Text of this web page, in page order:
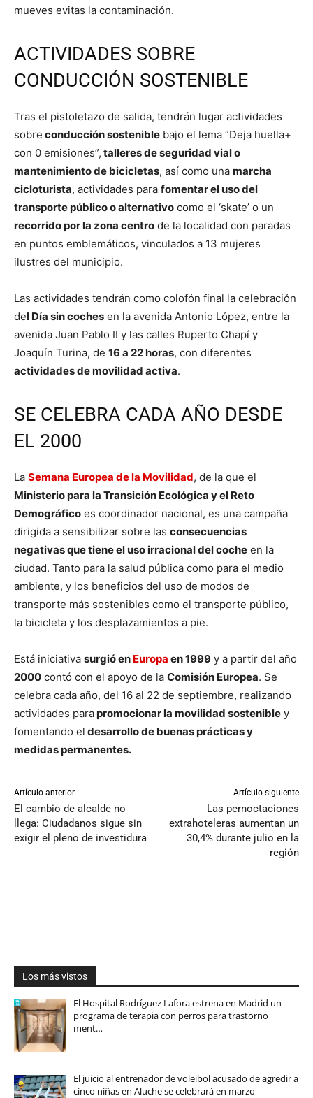
mueves evitas la contaminación.
ACTIVIDADES SOBRE
CONDUCCIÓN SOSTENIBLE
Tras el pistoletazo de salida, tendrán lugar actividades
sobre conducción sostenible bajo el lema “Deja huella+
con 0 emisiones”, talleres de seguridad vial o
mantenimiento de bicicletas, así como una marcha
cicloturista, actividades para fomentar el uso del
transporte público o alternativo como el ‘skate’ o un
recorrido por la zona centro de la localidad con paradas
en puntos emblemáticos, vinculados a 13 mujeres
ilustres del municipio.
Las actividades tendrán como colofón final la celebración
del Día sin coches en la avenida Antonio López, entre la
avenida Juan Pablo II y las calles Ruperto Chapí y
Joaquín Turina, de 16 a 22 horas, con diferentes
actividades de movilidad activa.
SE CELEBRA CADA AÑO DESDE
EL 2000
La Semana Europea de la Movilidad, de la que el
Ministerio para la Transición Ecológica y el Reto
Demográfico es coordinador nacional, es una campaña
dirigida a sensibilizar sobre las consecuencias
negativas que tiene el uso irracional del coche en la
ciudad. Tanto para la salud pública como para el medio
ambiente, y los beneficios del uso de modos de
transporte más sostenibles como el transporte público,
la bicicleta y los desplazamientos a pie.
Está iniciativa surgió en Europa en 1999 y a partir del año
2000 contó con el apoyo de la Comisión Europea. Se
celebra cada año, del 16 al 22 de septiembre, realizando
actividades parapromocionar la movilidad sostenible y
fomentando el desarrollo de buenas prácticas y
medidas permanentes.
Artículo anterior
El cambio de alcalde no
llega: Ciudadanos sigue sin
exigir el pleno de investidura
Artículo siguiente
Las pernoctaciones
extrahoteleras aumentan un
30,4% durante julio en la
región
Los más vistos
El Hospital Rodríguez Lafora estrena en Madrid un
programa de terapia con perros para trastorno
ment…
El juicio al entrenador de voleibol acusado de agredir a
cinco niñas en Aluche se celebrará en marzo